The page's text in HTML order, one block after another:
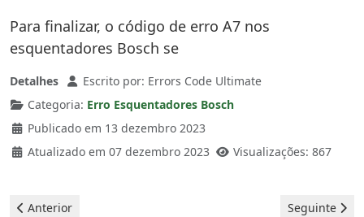
Para finalizar, o código de erro A7 nos
esquentadores Bosch se
Detalhes Escrito por: Errors Code Ultimate
Categoria: Erro Esquentadores Bosch
Publicado em 13 dezembro 2023
Atualizado em 07 dezembro 2023
Visualizações: 867
Artigo anterior: Bosch esquentadores - erro E0
Anterior Artigo
Seguinte